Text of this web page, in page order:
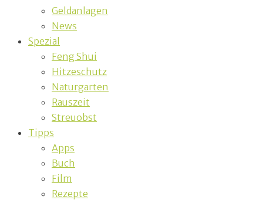
Geldanlagen
News
Spezial
Feng Shui
Hitzeschutz
Naturgarten
Rauszeit
Streuobst
Tipps
Apps
Buch
Film
Rezepte